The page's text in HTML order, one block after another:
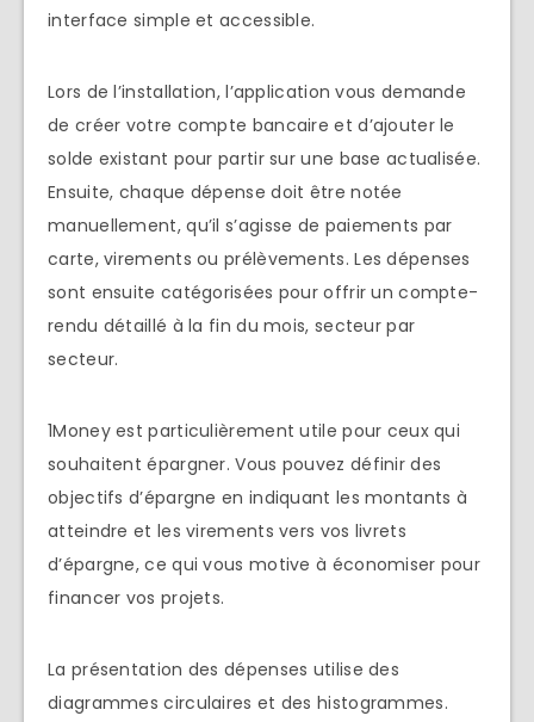
interface simple et accessible.
Lors de l’installation, l’application vous demande
de créer votre compte bancaire et d’ajouter le
solde existant pour partir sur une base actualisée.
Ensuite, chaque dépense doit être notée
manuellement, qu’il s’agisse de paiements par
carte, virements ou prélèvements. Les dépenses
sont ensuite catégorisées pour offrir un compte-
rendu détaillé à la fin du mois, secteur par
secteur.
1Money est particulièrement utile pour ceux qui
souhaitent épargner. Vous pouvez définir des
objectifs d’épargne en indiquant les montants à
atteindre et les virements vers vos livrets
d’épargne, ce qui vous motive à économiser pour
financer vos projets.
La présentation des dépenses utilise des
diagrammes circulaires et des histogrammes.